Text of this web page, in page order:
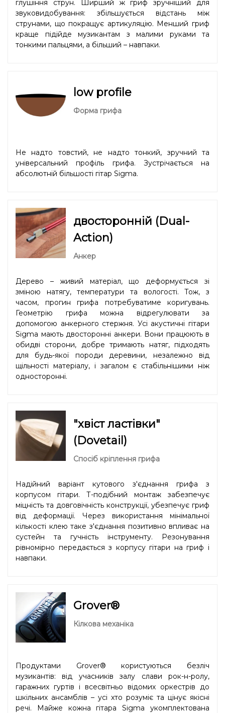
глушіння струн. Ширший ж гриф зручніший для
звуковидобування: збільшується відстань між
струнами, що покращує артикуляцію. Менший гриф
краще підійде музикантам з малими руками та
тонкими пальцями, а більший – навпаки.
low profile
Форма грифа
Не надто товстий, не надто тонкий, зручний та
універсальний профіль грифа. Зустрічається на
абсолютній більшості гітар Sigma.
двосторонній (Dual-
Action)
Анкер
Дерево – живий матеріал, що деформується зі
зміною натягу, температури та вологості. Тож, з
часом, прогин грифа потребуватиме коригувань.
Геометрію грифа можна відрегулювати за
допомогою анкерного стержня. Усі акустичні гітари
Sigma мають двосторонні анкери. Вони працюють в
обидві сторони, добре тримають натяг, підходять
для будь-якої породи деревини, незалежно від
щільності матеріалу, і загалом є стабільнішими ніж
односторонні.
"хвіст ластівки"
(Dovetail)
Спосіб кріплення грифа
Надійний варіант кутового з'єднання грифа з
корпусом гітари. Т-подібний монтаж забезпечує
міцність та довговічність конструкції, убезпечує гриф
від деформації. Через використання мінімальної
кількості клею таке з'єднання позитивно впливає на
сустейн та гучність інструменту. Резонування
рівномірно передається з корпусу гітари на гриф і
навпаки.
Grover®
Кілкова механіка
Продуктами Grover® користуються безліч
музикантів: від учасників залу слави рок-н-ролу,
гаражних гуртів і всесвітньо відомих оркестрів до
шкільних ансамблів – усі хто розуміє та цінує якісні
речі. Майже кожна гітара Sigma укомплектована